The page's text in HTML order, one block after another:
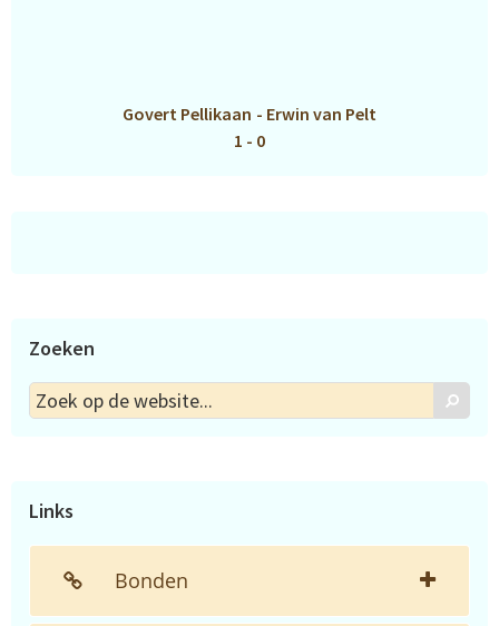
Govert Pellikaan - Erwin van Pelt
1 - 0
Zoeken
Zoek
op
Zoek
Links
Bonden